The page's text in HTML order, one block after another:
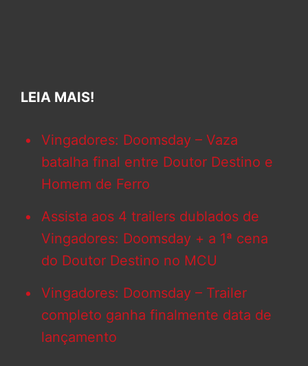
LEIA MAIS!
Vingadores: Doomsday – Vaza
batalha final entre Doutor Destino e
Homem de Ferro
Assista aos 4 trailers dublados de
Vingadores: Doomsday + a 1ª cena
do Doutor Destino no MCU
Vingadores: Doomsday – Trailer
completo ganha finalmente data de
lançamento